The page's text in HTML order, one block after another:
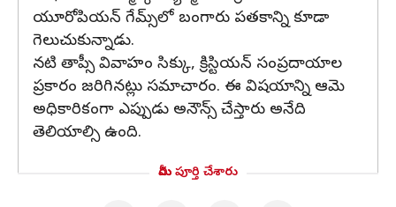
యూరోపియన్ గేమ్స్‌లో బంగారు పతకాన్ని కూడా
గెలుచుకున్నాడు.
నటి తాప్సీ వివాహం సిక్కు, క్రిస్టియన్ సంప్రదాయాల
ప్రకారం జరిగినట్లు సమాచారం. ఈ విషయాన్ని ఆమె
అధికారికంగా ఎప్పుడు అనౌన్స్ చేస్తారు అనేది
తెలియాల్సి ఉంది.
మీరు పూర్తి చేశారు